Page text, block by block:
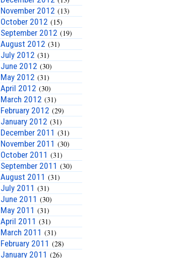
November 2012 (13)
October 2012 (15)
September 2012 (19)
August 2012 (31)
July 2012 (31)
June 2012 (30)
May 2012 (31)
April 2012 (30)
March 2012 (31)
February 2012 (29)
January 2012 (31)
December 2011 (31)
November 2011 (30)
October 2011 (31)
September 2011 (30)
August 2011 (31)
July 2011 (31)
June 2011 (30)
May 2011 (31)
April 2011 (31)
March 2011 (31)
February 2011 (28)
January 2011 (26)